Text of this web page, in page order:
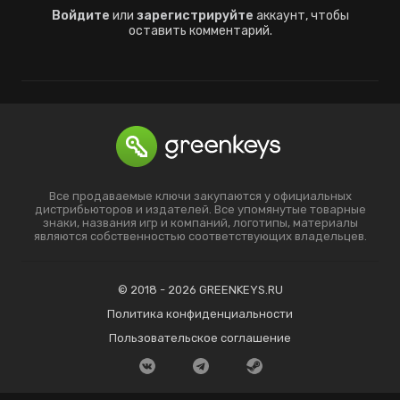
Войдите или зарегистрируйте аккаунт, чтобы
оставить комментарий.
Все продаваемые ключи закупаются у официальных
дистрибьюторов и издателей. Все упомянутые товарные
знаки, названия игр и компаний, логотипы, материалы
являются собственностью соответствующих владельцев.
© 2018 - 2026 GREENKEYS.RU
Политика конфиденциальности
Пользовательское соглашение